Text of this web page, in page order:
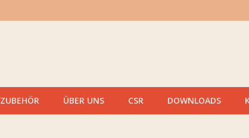
ZUBEHÖR ÜBER UNS CSR DOWNLOADS